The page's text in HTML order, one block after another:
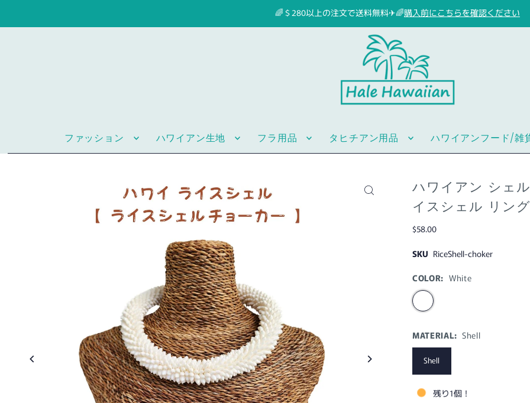
🌈＄280以上の注文で送料無料✈🌈購入前にこちらを確認ください
ファッション ハワイアン生地 フラ用品 タヒチアン用品 ハワイアンフード/雑
ハワイアン シェ
イスシェル リン
$58.00
SKU RiceShell-choker
COLOR: White
MATERIAL: Shell
Shell
残り1個！